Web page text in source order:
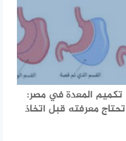
تكميم المعدة في مصر:
معرفته قبل اتخاذ